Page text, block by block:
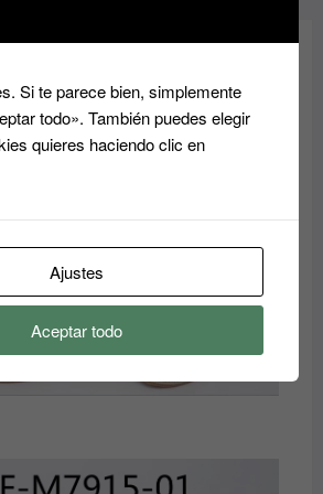
Si te parece bien, simplemente
todo». También puedes elegir
quieres haciendo clic en
Ajustes
Aceptar todo